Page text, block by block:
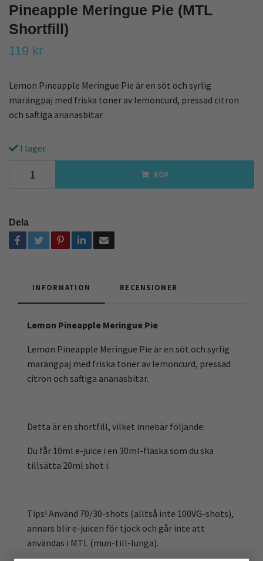
Pineapple Meringue Pie (MTL
Shortfill)
119 kr
Lemon Pineapple Meringue Pie är en söt och syrlig
marängpaj med friska toner av lemoncurd, pressad citron
och saftiga ananasbitar.
I lager.
KÖP
Dela
INFORMATION RECENSIONER
Lemon Pineapple Meringue Pie
Lemon Pineapple Meringue Pie är en söt och syrlig
marängpaj med friska toner av lemoncurd, pressad
citron och saftiga ananasbitar.
Detta är en shortfill, vilket innebär följande:
Du får 10ml e-juice i en 30ml-flaska som du ska
tillsätta 20ml shot i.
Tips! Använd 70/30-shots (alltså inte 100VG-shots),
annars blir e-juicen för tjock och går inte att
användas i MTL (mun-till-lunga).